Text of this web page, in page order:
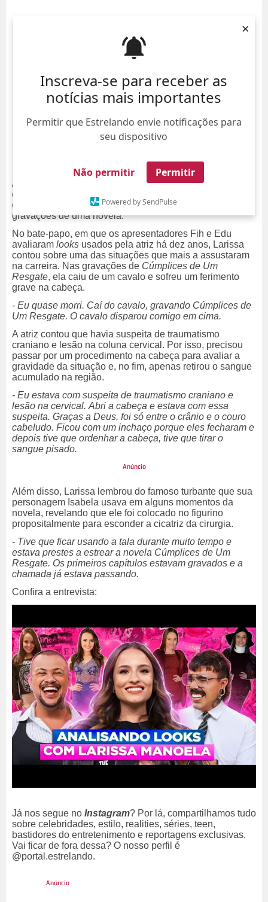
Inscreva-se para receber as
notícias mais importantes
Permitir que Estrelando envie notificações para
seu dispositivo
Não permitir Permitir
Powered by SendPulse
×
A vida de atriz não é fácil, e Larissa Manoela já
comprovou isso. Em entrevista ao canal
ela relembrou o acidente que sofreu durante as
gravações de uma novela.
No bate-papo, em que os apresentadores Fih e Edu
avaliaram looks usados pela atriz há dez anos, Larissa
contou sobre uma das situações que mais a assustaram
na carreira. Nas gravações de Cúmplices de Um
Resgate, ela caiu de um cavalo e sofreu um ferimento
grave na cabeça.
- Eu quase morri. Caí do cavalo, gravando Cúmplices de
Um Resgate. O cavalo disparou comigo em cima.
A atriz contou que havia suspeita de traumatismo
craniano e lesão na coluna cervical. Por isso, precisou
passar por um procedimento na cabeça para avaliar a
gravidade da situação e, no fim, apenas retirou o sangue
acumulado na região.
- Eu estava com suspeita de traumatismo craniano e
lesão na cervical. Abri a cabeça e estava com essa
suspeita. Graças a Deus, foi só entre o crânio e o couro
cabeludo. Ficou com um inchaço porque eles fecharam e
depois tive que ordenhar a cabeça, tive que tirar o
sangue pisado.
Além disso, Larissa lembrou do famoso turbante que sua
personagem Isabela usava em alguns momentos da
novela, revelando que ele foi colocado no figurino
propositalmente para esconder a cicatriz da cirurgia.
- Tive que ficar usando a tala durante muito tempo e
estava prestes a estrear a novela Cúmplices de Um
Resgate. Os primeiros capítulos estavam gravados e a
chamada já estava passando.
Confira a entrevista:
Já nos segue no Instagram? Por lá, compartilhamos tudo
sobre celebridades, estilo, realities, séries, teen,
bastidores do entretenimento e reportagens exclusivas.
Vai ficar de fora dessa? O nosso perfil é
@portal.estrelando.